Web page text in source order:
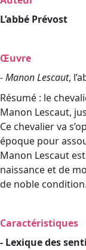
L’abbé Prévost
Œuvre
- Manon Lescaut,
Résumé : le
Manon Lescaut,
Ce chevalier va
époque pour
Manon Lescaut
naissance et de
de noble condition.
Caractéristiques
- Lexique des